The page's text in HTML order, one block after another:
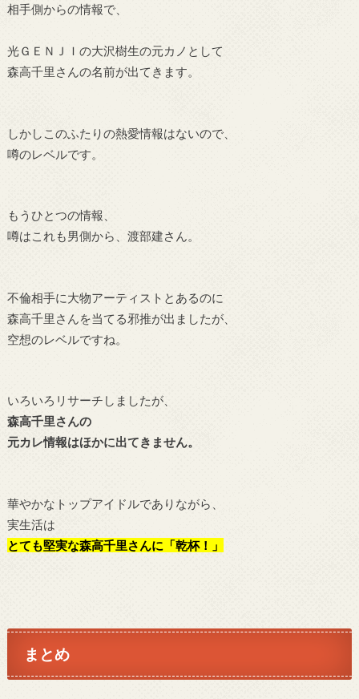
相手側からの情報で、
光ＧＥＮＪＩの大沢樹生の元カノとして
森高千里さんの名前が出てきます。
しかしこのふたりの熱愛情報はないので、
噂のレベルです。
もうひとつの情報、
噂はこれも男側から、渡部建さん。
不倫相手に大物アーティストとあるのに
森高千里さんを当てる邪推が出ましたが、
空想のレベルですね。
いろいろリサーチしましたが、
森高千里さんの
元カレ情報はほかに出てきません。
華やかなトップアイドルでありながら、
実生活は
とても堅実な森高千里さんに「乾杯！」
まとめ